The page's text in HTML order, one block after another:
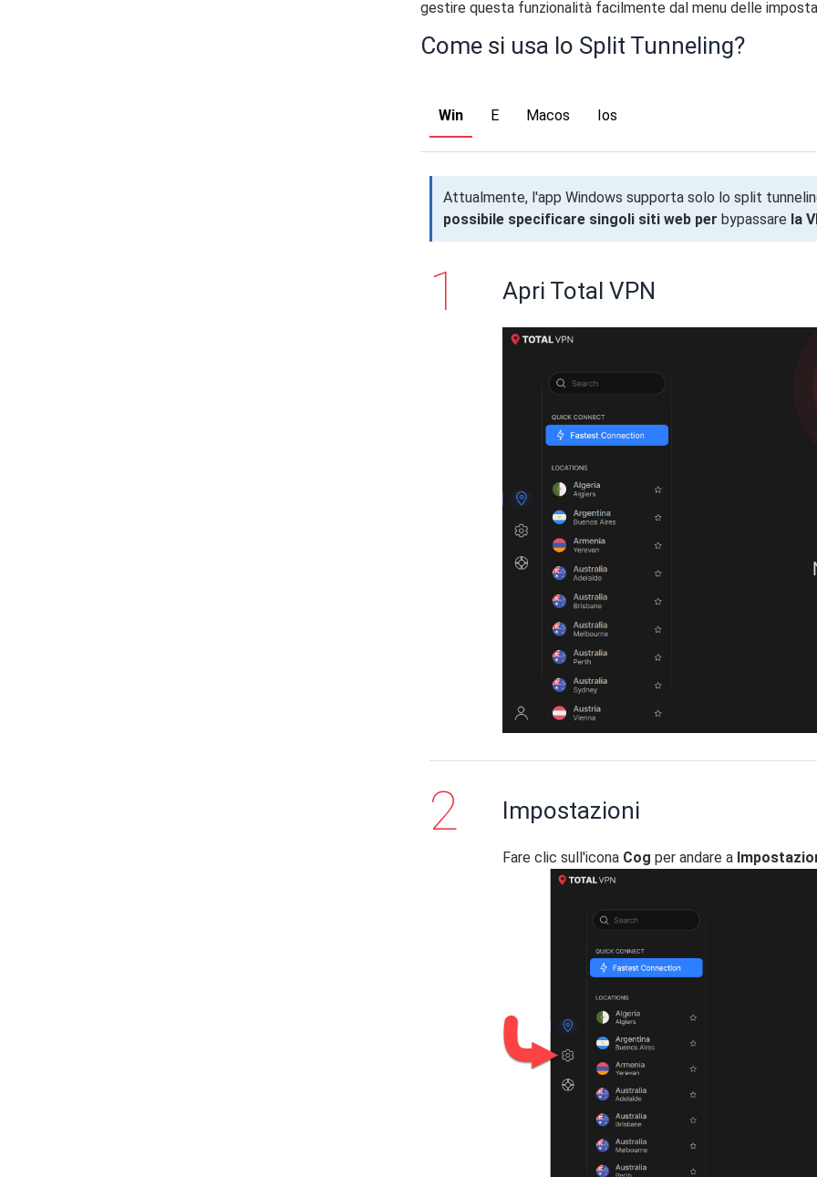
gestire questa funzionalità facilmente dal menu delle
Come si usa lo Split Tunneling?
Win E Macos Ios
Attualmente, l'app Windows supporta solo lo split
possibile specificare singoli siti web perbypassare la
Apri Total VPN
Impostazioni
Fare clic sull'icona Cog per andare a